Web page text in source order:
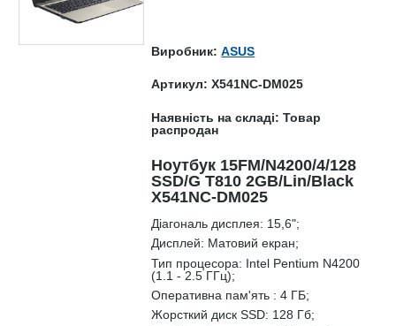
Виробник:ASUS
Артикул: X541NC-DM025
Наявність на складі: Товар
распродан
Ноутбук 15FM/N4200/4/128
SSD/G T810 2GB/Lin/Black
X541NC-DM025
Діагональ дисплея: 15,6";
Дисплей: Матовий екран;
Тип процесора: Intel Pentium N4200
(1.1 - 2.5 ГГц);
Оперативна пам'ять :4 ГБ;
Жорсткий диск SSD: 128 Гб;